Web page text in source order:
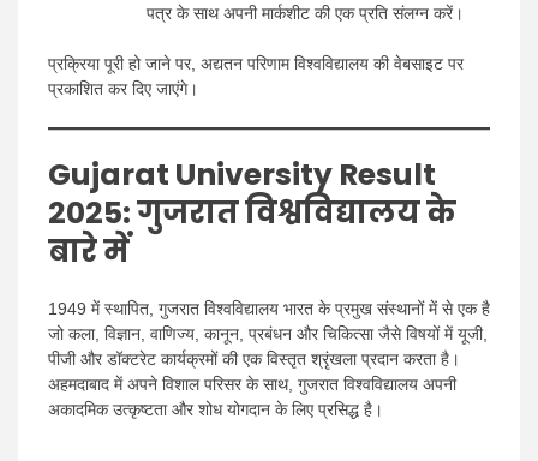
पत्र के साथ अपनी मार्कशीट की एक प्रति संलग्न करें।
प्रक्रिया पूरी हो जाने पर, अद्यतन परिणाम विश्वविद्यालय की वेबसाइट पर
प्रकाशित कर दिए जाएंगे।
Gujarat University Result
2025: गुजरात विश्वविद्यालय के
बारे में
1949 में स्थापित, गुजरात विश्वविद्यालय भारत के प्रमुख संस्थानों में से एक है
जो कला, विज्ञान, वाणिज्य, कानून, प्रबंधन और चिकित्सा जैसे विषयों में यूजी,
पीजी और डॉक्टरेट कार्यक्रमों की एक विस्तृत श्रृंखला प्रदान करता है।
अहमदाबाद में अपने विशाल परिसर के साथ, गुजरात विश्वविद्यालय अपनी
अकादमिक उत्कृष्टता और शोध योगदान के लिए प्रसिद्ध है।